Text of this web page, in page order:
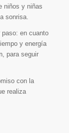
niños y niñas
sonrisa.
en cuanto
y energía
para seguir
con la
realiza